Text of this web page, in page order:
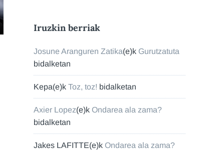
Iruzkin berriak
Josune Aranguren Zatika(e)k Gurutzatuta
bidalketan
Kepa(e)kToz, toz! bidalketan
Axier Lopez(e)kOndarea ala zama?
bidalketan
Jakes LAFITTE(e)kOndarea ala zama?